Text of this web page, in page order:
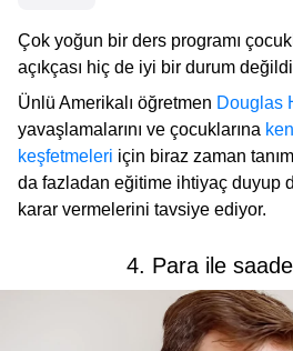
Çok yoğun bir ders programı
açıkçası hiç de iyi bir durum
Ünlü Amerikalı öğretmen Douglas
yavaşlamalarını ve çocuklarına
keşfetmeleri için biraz zaman
da fazladan eğitime ihtiyaç duyup
karar vermelerini tavsiye ediyor.
4. Para ile